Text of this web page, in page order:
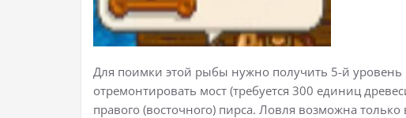
Для поимки этой рыбы нужно получить 5-й уровень
отремонтировать мост (требуется 300 единиц
правого (восточного) пирса. Ловля возможна